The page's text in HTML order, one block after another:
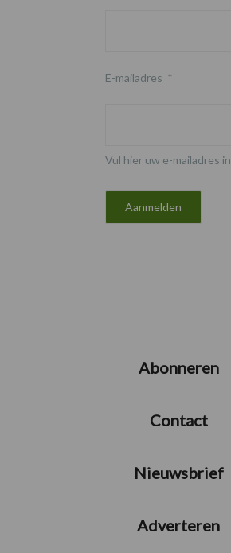
E-mailadres *
Vul hier uw e-mailadres in
Abonneren
Contact
Nieuwsbrief
Adverteren